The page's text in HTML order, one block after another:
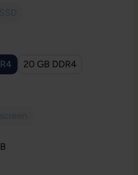
nicht verfügbar.)
nicht verfügbar.)
Option ist zurzeit nicht verfügbar.)
20 GB DDR4
nicht verfügbar.)